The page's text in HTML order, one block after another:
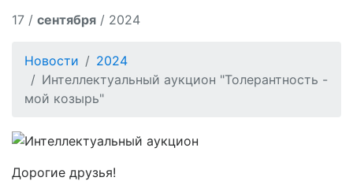
17 / сентября / 2024
Новости
2024
Интеллектуальный аукцион "Толерантность -
мой козырь"
Дорогие друзья!